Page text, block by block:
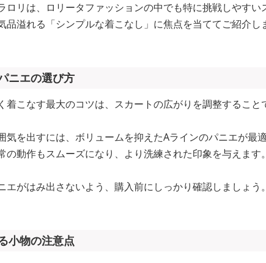
ロリは、ロリータファッションの中でも特に挑戦しやすい
品溢れる「シンプルな着こなし」に焦点を当ててご紹介し
ニエの選び方
着こなす最大のコツは、スカートの広がりを調整すること
気を出すには、ボリュームを抑えたAラインのパニエが最
の動作もスムーズになり、より洗練された印象を与えます
エがはみ出さないよう、購入前にしっかり確認しましょう
小物の注意点